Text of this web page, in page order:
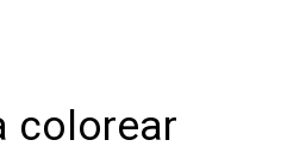
colorear